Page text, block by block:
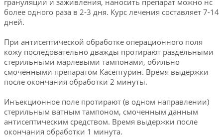
более одного раза в 2-3 дня. Курс лечения составляет 7-14
дней.
При антисептической обработке операционного поля
кожу последовательно дважды протирают раздельными
стерильными марлевыми тампонами, обильно
смоченными препаратом Касептурин. Время выдержки
после окончания обработки 2 минуты.
Инъекционное поле протирают (в одном направлении)
стерильным ватным тампоном, смоченным данным
антисептическим средством. Время выдержки после
окончания обработки 1 минута.